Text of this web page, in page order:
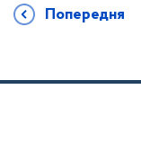
Попередня